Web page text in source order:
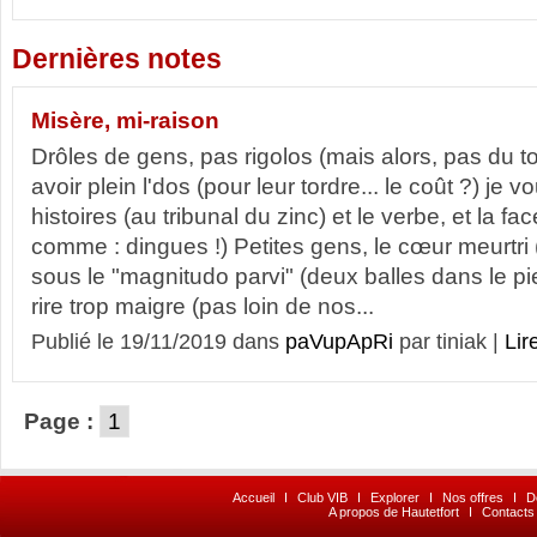
Dernières notes
Misère, mi-raison
Drôles de gens, pas rigolos (mais alors, pas du
avoir plein l'dos (pour leur tordre... le coût ?) je
histoires (au tribunal du zinc) et le verbe, et la
comme : dingues !) Petites gens, le cœur meurtri
sous le "magnitudo parvi" (deux balles dans le
rire trop maigre (pas loin de nos...
Publié le 19/11/2019 dans paVupApRi par tiniak |
Page : 1
Accueil I Club VIB I Explorer I Nos offres I
A propos de Hautetfort
I Contacts